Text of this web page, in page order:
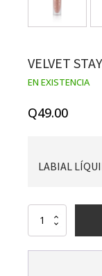
VELVET
EN EXISTENCIA
Q49.00
LABIAL
VELVET